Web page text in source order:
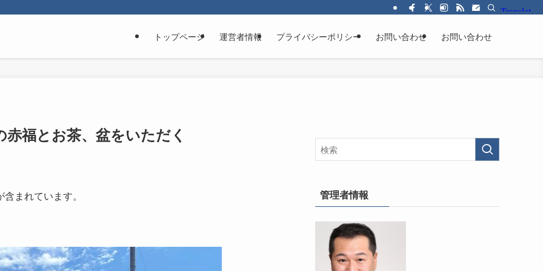
トップページ 運営者情報 プライバシーポリシー お問い合わせ お問い合わせ
福とお茶、盆をいただく
まれています。 管理者情報